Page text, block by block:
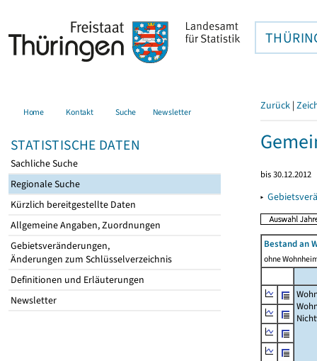
Home Kontakt Suche Newsletter
STATISTISCHE DATEN
Sachliche Suche
Regionale Suche
Kürzlich bereitgestellte Daten
Allgemeine Angaben, Zuordnungen
Gebietsveränderungen,
Änderungen zum Schlüsselverzeichnis
Definitionen und Erläuterungen
Newsletter
Zurück |
bis 30.12.2012
▸
Bestand an
ohne